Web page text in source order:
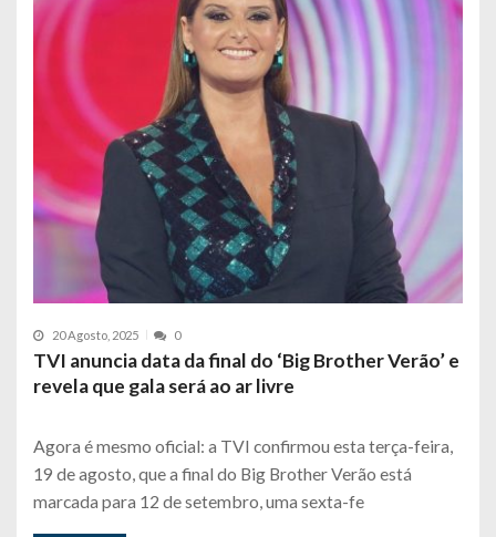
20 Agosto, 2025 0
TVI anuncia data da final do ‘Big Brother Verão’ e
revela que gala será ao ar livre
Agora é mesmo oficial: a TVI confirmou esta terça-feira,
19 de agosto, que a final do Big Brother Verão está
marcada para 12 de setembro, uma sexta-fe